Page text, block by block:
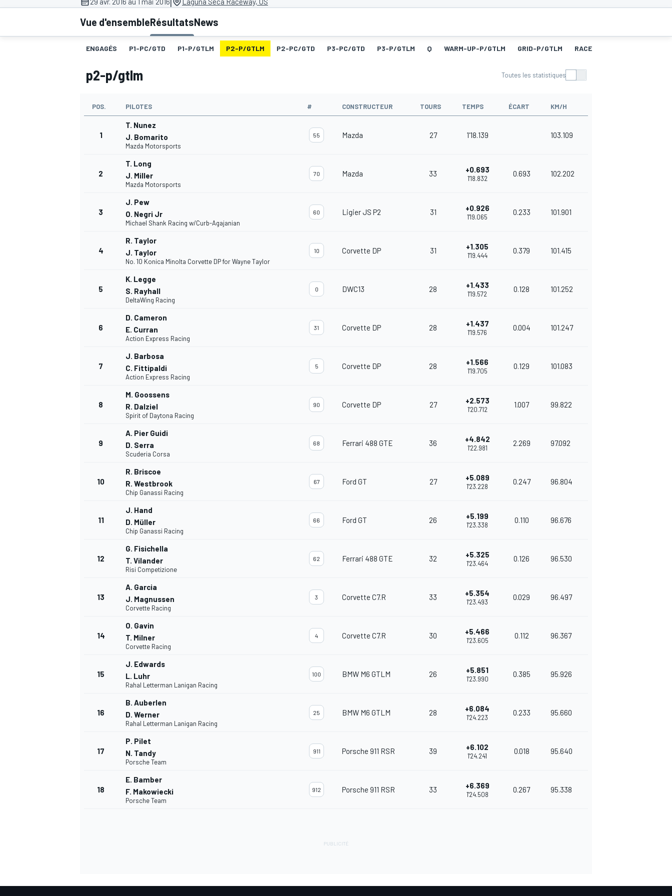
MOTOGP
Vue d'ensembleRésultatsNews
ENGAGÉS P1-PC/GTD P1-P/GTLM P2-P/GTLM P2-PC/GTD P3-PC/GTD P3-P/GTLM Q WARM-UP-P/GTLM GRID-P/GTLM RACE-P/GTLM
p2-p/gtlm Toutes les statistiques
POS. PILOTES # CONSTRUCTEUR TOURS TEMPS ÉCART KM/H
1
T. Nunez
J. Bomarito
Mazda Motorsports
55 Mazda 27 1'18.139 103.109
2
T. Long
J. Miller
Mazda Motorsports
70 Mazda 33 +0.693
1'18.832
0.693 102.202
3
J. Pew
O. Negri Jr
Michael Shank Racing w/Curb-Agajanian
60 Ligier JS P2 31 +0.926
1'19.065
0.233 101.901
4
R. Taylor
J. Taylor
No. 10 Konica Minolta Corvette DP for Wayne Taylor
10 Corvette DP 31 +1.305
1'19.444
0.379 101.415
5
K. Legge
S. Rayhall
DeltaWing Racing
0 DWC13 28 +1.433
1'19.572
0.128 101.252
6
D. Cameron
E. Curran
Action Express Racing
31 Corvette DP 28 +1.437
1'19.576
0.004 101.247
7
J. Barbosa
C. Fittipaldi
Action Express Racing
5 Corvette DP 28 +1.566
1'19.705
0.129 101.083
8
M. Goossens
R. Dalziel
Spirit of Daytona Racing
90 Corvette DP 27 +2.573
1'20.712
1.007 99.822
9
A. Pier Guidi
D. Serra
Scuderia Corsa
68 Ferrari 488 GTE 36 +4.842
1'22.981
2.269 97.092
10
R. Briscoe
R. Westbrook
Chip Ganassi Racing
67 Ford GT 27 +5.089
1'23.228
0.247 96.804
11
J. Hand
D. Müller
Chip Ganassi Racing
66 Ford GT 26 +5.199
1'23.338
0.110 96.676
12
G. Fisichella
T. Vilander
Risi Competizione
62 Ferrari 488 GTE 32 +5.325
1'23.464
0.126 96.530
13
A. Garcia
J. Magnussen
Corvette Racing
3 Corvette C7.R 33 +5.354
1'23.493
0.029 96.497
14
O. Gavin
T. Milner
Corvette Racing
4 Corvette C7.R 30 +5.466
1'23.605
0.112 96.367
15
J. Edwards
L. Luhr
Rahal Letterman Lanigan Racing
100 BMW M6 GTLM 26 +5.851
1'23.990
0.385 95.926
16
B. Auberlen
D. Werner
Rahal Letterman Lanigan Racing
25 BMW M6 GTLM 28 +6.084
1'24.223
0.233 95.660
17
P. Pilet
N. Tandy
Porsche Team
911 Porsche 911 RSR 39 +6.102
1'24.241
0.018 95.640
18
E. Bamber
F. Makowiecki
Porsche Team
912 Porsche 911 RSR 33 +6.369
1'24.508
0.267 95.338